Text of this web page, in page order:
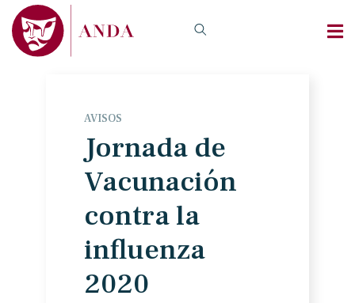
AVISOS
Jornada de
Vacunación
contra la
influenza
2020